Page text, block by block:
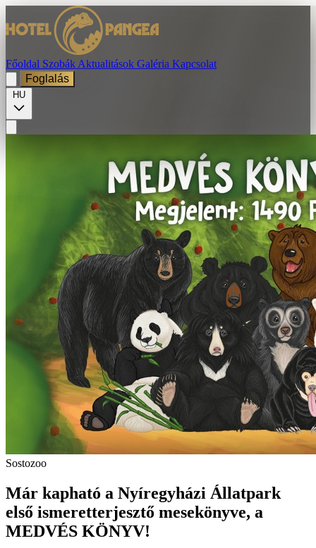
Főoldal Szobák Aktualitások Galéria Kapcsolat
Foglalás
HU
Sostozoo
Már kapható a Nyíregyházi Állatpark
első ismeretterjesztő mesekönyve, a
MEDVÉS KÖNYV!